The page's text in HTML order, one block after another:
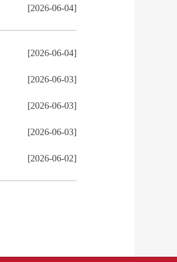
[2026-06-04]
[2026-06-04]
[2026-06-03]
[2026-06-03]
[2026-06-03]
[2026-06-02]